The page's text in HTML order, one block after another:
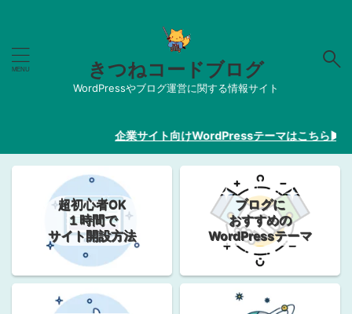
きつねコードブログ
WordPressやブログ運営に関する情報サイト
企業サイト向けWordPressテーマはこちら▶︎【
超初心者OK
１時間で
サイト開設方法
ブログに
おすすめの
WordPressテーマ